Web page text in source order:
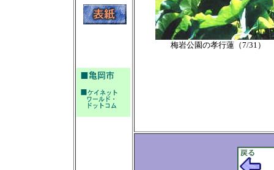
梅岩公園の孝行蓮（7/31）